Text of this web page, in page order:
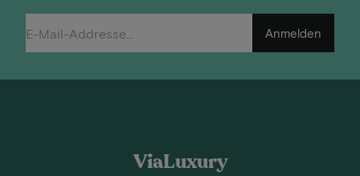
Anmelden
ViaLuxury